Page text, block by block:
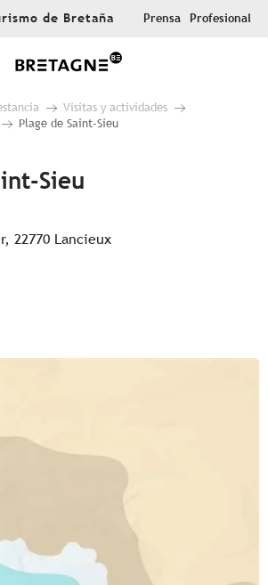
de Bretaña Prensa Profesional
Visitas y actividades
Plage de Saint-Sieu
Sieu
22770 Lancieux
aux favoris